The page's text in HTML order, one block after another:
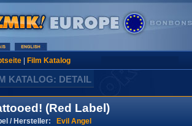
| Film Katalog
KATALOG: DETAIL
(Red Label)
/ Hersteller: Evil Angel